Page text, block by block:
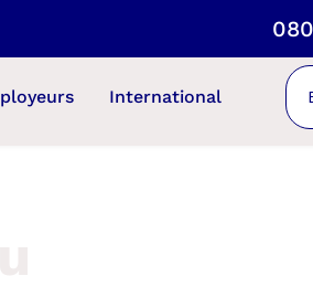
International